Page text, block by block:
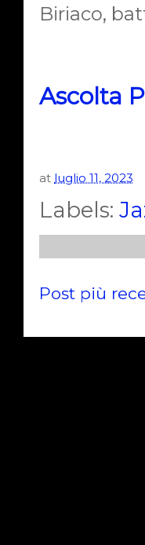
Biriaco,
Ascolta
at luglio 11, 2023
Labels:
Post più